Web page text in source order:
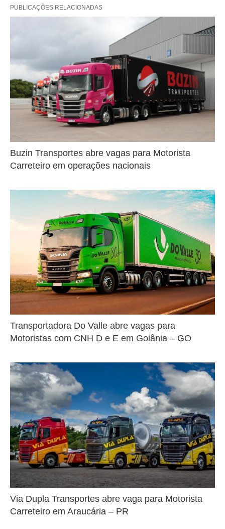
PUBLICAÇÕES RELACIONADAS
Buzin Transportes abre vagas para Motorista
Carreteiro em operações nacionais
Transportadora Do Valle abre vagas para
Motoristas com CNH D e E em Goiânia – GO
Via Dupla Transportes abre vaga para Motorista
Carreteiro em Araucária – PR